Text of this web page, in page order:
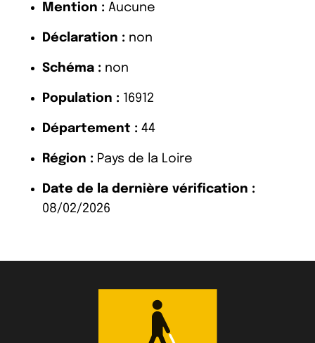
Mention : Aucune
Déclaration : non
Schéma : non
Population : 16912
Département : 44
Région : Pays de la Loire
Date de la dernière vérification :
08/02/2026